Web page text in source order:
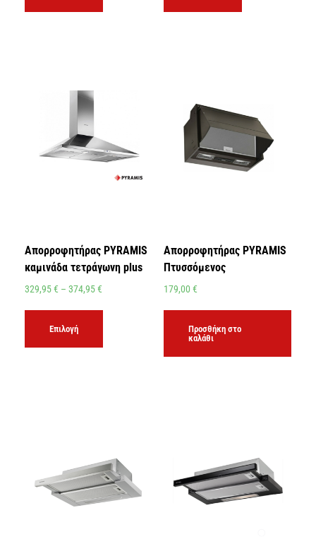
Απορροφητήρας PYRAMIS
καμινάδα τετράγωνη plus
329,95€ – 374,95€
Επιλογή
Απορροφητήρας PYRAMIS
Πτυσσόμενος
179,00 €
Προσθήκη στο
καλάθι